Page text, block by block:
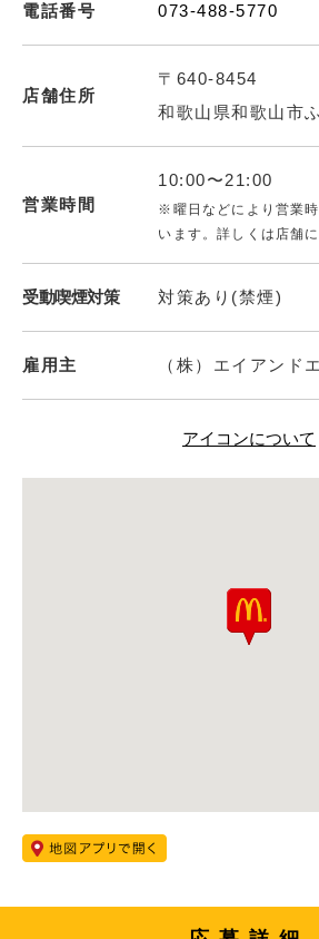
電話番号 073-488-5770
店舗住所
〒640-8454
和歌山県和歌山市
営業時間
10:00〜21:00
※曜日などにより営業
います。詳しくは店舗
受動喫煙対策 対策あり(禁煙)
雇用主 （株）エイアンド
アイコンについて